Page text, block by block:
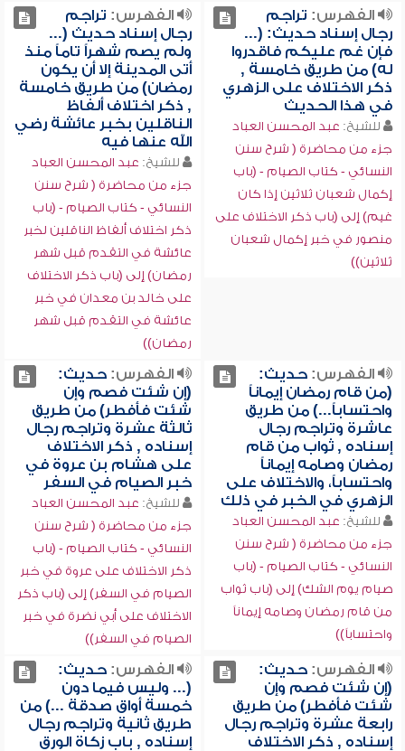
الفهرس: تراجم
رجال إسناد حديث: (...
فإن غم عليكم فاقدروا
له) من طريق خامسة ,
ذكر الاختلاف على الزهري
في هذا الحديث
للشيخ: عبد المحسن العباد
جزء من محاضرة ( شرح سنن
النسائي - كتاب الصيام - (باب
إكمال شعبان ثلاثين إذا كان
غيم) إلى (باب ذكر الاختلاف على
منصور في خبر إكمال شعبان
ثلاثين))
الفهرس: تراجم
رجال إسناد حديث (...
ولم يصم شهراً تاماً منذ
أتى المدينة إلا أن يكون
رمضان) من طريق خامسة
, ذكر اختلاف ألفاظ
الناقلين بخبر عائشة رضي
الله عنها فيه
للشيخ: عبد المحسن العباد
جزء من محاضرة ( شرح سنن
النسائي - كتاب الصيام - (باب
ذكر اختلاف ألفاظ الناقلين لخبر
عائشة في التقدم قبل شهر
رمضان) إلى (باب ذكر الاختلاف
على خالد بن معدان في خبر
عائشة في التقدم قبل شهر
رمضان))
الفهرس:حديث:
(من قام رمضان إيماناً
واحتساباً...) من طريق
عاشرة وتراجم رجال
إسناده , ثواب من قام
رمضان وصامه إيماناً
واحتساباً، والاختلاف على
الزهري في الخبر في ذلك
للشيخ: عبد المحسن العباد
جزء من محاضرة ( شرح سنن
النسائي - كتاب الصيام - (باب
صيام يوم الشك) إلى (باب ثواب
من قام رمضان وصامه إيماناً
واحتساباً))
الفهرس:حديث:
(إن شئت فصم وإن
شئت فأفطر) من طريق
ثالثة عشرة وتراجم رجال
إسناده , ذكر الاختلاف
على هشام بن عروة في
خبر الصيام في السفر
للشيخ: عبد المحسن العباد
جزء من محاضرة ( شرح سنن
النسائي - كتاب الصيام - (باب
ذكر الاختلاف على عروة في خبر
الصيام في السفر) إلى (باب ذكر
الاختلاف على أبي نضرة في خبر
الصيام في السفر))
الفهرس:حديث:
(إن شئت فصم وإن
شئت فأفطر) من طريق
رابعة عشرة وتراجم رجال
إسناده , ذكر الاختلاف
الفهرس:حديث:
(... وليس فيما دون
خمسة أواق صدقة ...) من
طريق ثانية وتراجم رجال
إسناده , باب زكاة الورق